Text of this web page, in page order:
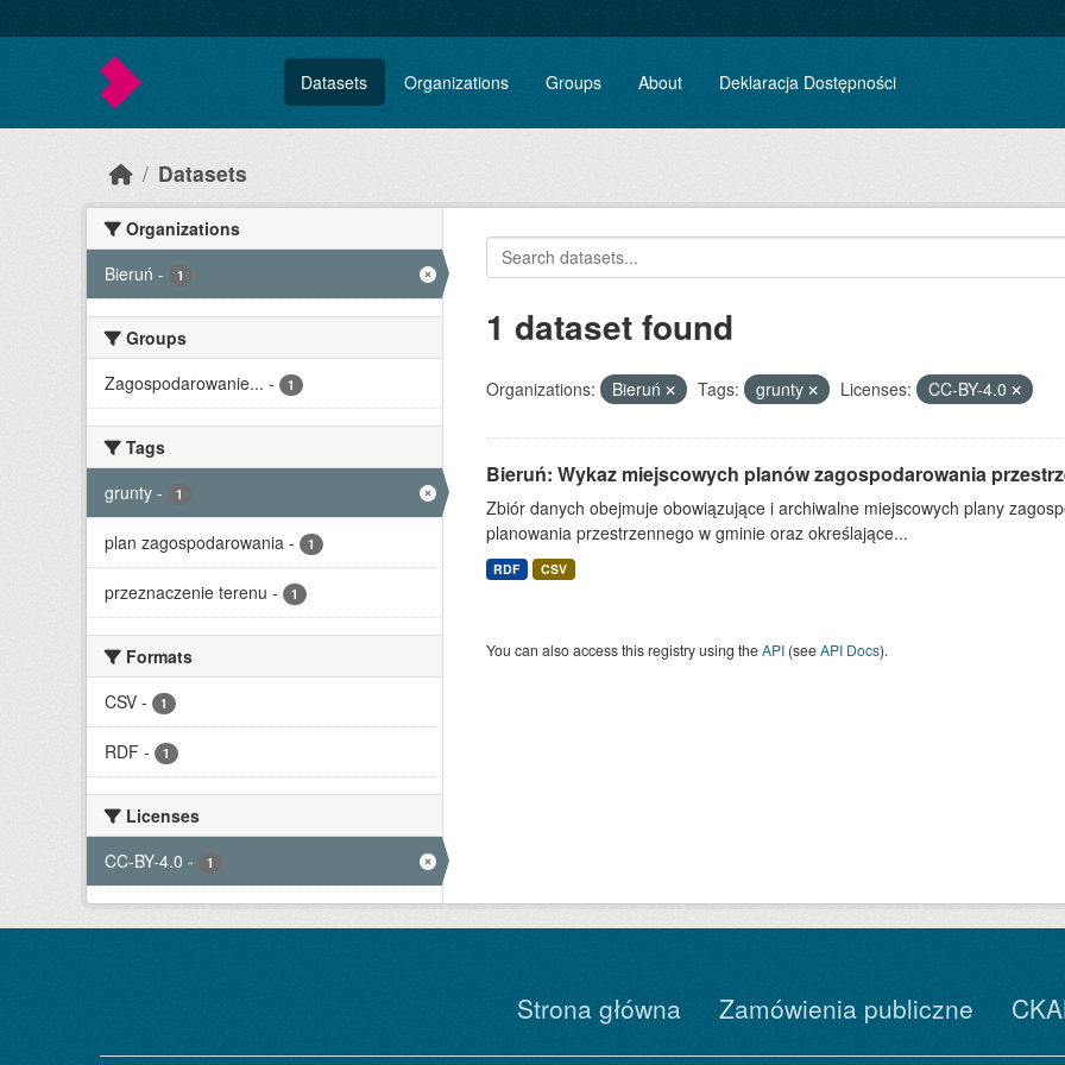
Datasets Organizations Groups About Deklaracja Dostępności
Datasets
Organizations
Bieruń - 1
Groups
Zagospodarowanie... - 1
Tags
grunty - 1
plan zagospodarowania - 1
przeznaczenie terenu - 1
Formats
CSV - 1
RDF - 1
Licenses
CC-BY-4.0 - 1
1 dataset found
Organizations: Bieruń Tags: grunty Licenses: CC-BY-4.0
Bieruń: Wykaz miejscowych planów zagospodarowania
Zbiór danych obejmuje obowiązujące i archiwalne miejscowych plany
planowania przestrzennego w gminie oraz określające...
RDF CSV
You can also access this registry using theAPI(seeAPI Docs).
Strona główna Zamówienia publiczne